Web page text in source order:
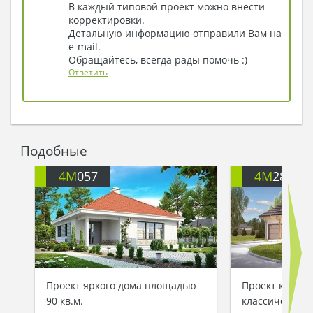
Иван. – Теперь дом наш уютнее стал, а Дарья
вновь заговорила!
В каждый типовой проект можно внести
корректировки.
Детальную информацию отправили Вам на
e-mail.
Обращайтесь, всегда рады помочь :)
Ответить
Подобные
4M057
Проект яркого дома площадью
90 кв.м.
4M286
Проект